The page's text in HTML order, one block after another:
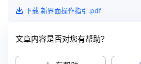
下载 新界面操作指引.pdf
文章内容是否对您有帮助？